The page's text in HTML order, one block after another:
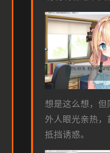
想是这么想，
外人眼光亲热
抵挡诱惑。